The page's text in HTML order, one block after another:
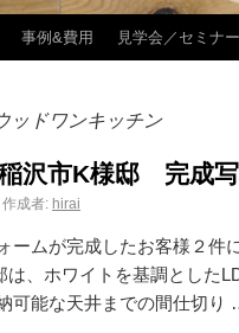
事例&費用 見学会／セミナー
ッドワンキッチン
沢市K様邸 完成
作成者: hirai
ームが完成したお客様２件
は、ホワイトを基調とした
可能な天井までの間仕切り